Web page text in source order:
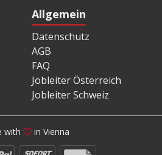
Allgemein
Datenschutz
AGB
FAQ
Jobleiter Österreich
Jobleiter Schweiz
with in Vienna